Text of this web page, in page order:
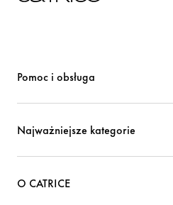
Pomoc i obsługa
Najważniejsze kategorie
O CATRICE